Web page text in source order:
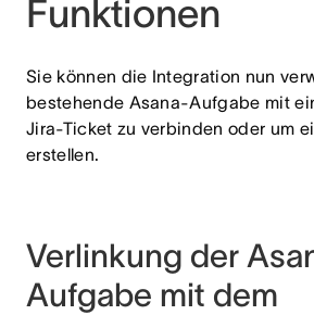
Funktionen
Sie können die Integration nun
bestehende Asana-Aufgabe mit
Jira-Ticket zu verbinden oder um
erstellen.
Verlinkung der
Aufgabe mit dem